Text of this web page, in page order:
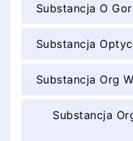
Substancja O
Substancja
Substancja Org
Substancja